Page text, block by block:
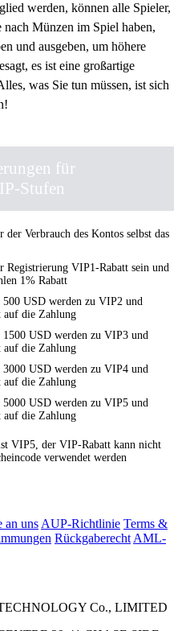
werden, können alle Spieler,
Münzen im Spiel haben,
und ausgeben, um höhere
es ist eine großartige
was Sie tun müssen, ist sich
für
Stufen
der Verbrauch des Kontos selbst das
Registrierung VIP1-Rabatt sein und
1% Rabatt
500 USD werden zu VIP2 und
auf die Zahlung
1500 USD werden zu VIP3 und
auf die Zahlung
3000 USD werden zu VIP4 und
auf die Zahlung
5000 USD werden zu VIP5 und
auf die Zahlung
VIP5, der VIP-Rabatt kann nicht
verwendet werden
an unsAUP-Richtlinie Terms &
RückgaberechtAML-
Co., LIMITED